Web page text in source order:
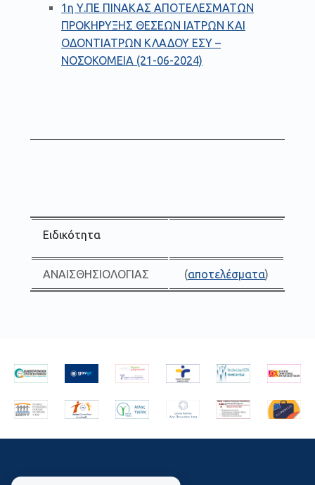
1η Υ.ΠΕ ΠΙΝΑΚΑΣ ΑΠΟΤΕΛΕΣΜΑΤΩΝ
ΠΡΟΚΗΡΥΞΗΣ ΘΕΣΕΩΝ ΙΑΤΡΩΝ ΚΑΙ
ΟΔΟΝΤΙΑΤΡΩΝ ΚΛΑΔΟΥ ΕΣΥ –
ΝΟΣΟΚΟΜΕΙΑ (21-06-2024)
Ειδικότητα
ΑΝΑΙΣΘΗΣΙΟΛΟΓΙΑΣ (αποτελέσματα)